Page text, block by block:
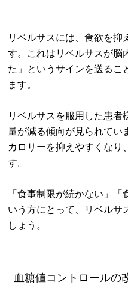
リベルサスには、食欲を抑
す。これはリベルサスが脳
た」というサインを送るこ
ます。
リベルサスを服用した患者
量が減る傾向が見られてい
カロリーを抑えやすくなり
す。
「食事制限が続かない」
いう方にとって、リベルサ
しょう。
血糖値コントロールの